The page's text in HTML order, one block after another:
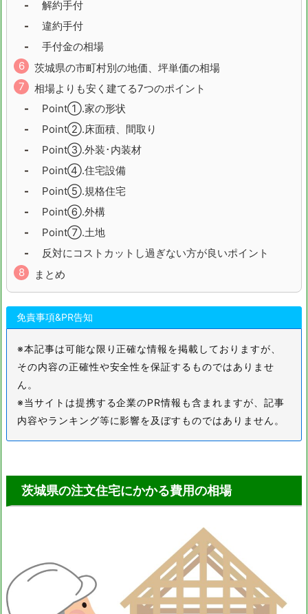
京都府
兵庫県
和歌山県 鳥取県
島根県
広島県
徳島県
愛媛県
福岡県
熊本県
大分県 宮崎県
鹿児島県
解約手付
違約手付
手付金の相場
茨城県の市町村別の地価、坪単価の相場
相場よりも安く建てる7つのポイント
Point①.家の形状
Point②.床面積、間取り
Point③.外装･内装材
Point④.住宅設備
Point⑤.規格住宅
Point⑥.外構
Point⑦.土地
反対にコストカットし過ぎない方が良いポイント
まとめ
免責事項&PR告知
※本記事は可能な限り正確な情報を掲載しておりますが、
その内容の正確性や安全性を保証するものではありませ
ん。
※当サイトは提携する企業のPR情報も含まれますが、記事
内容やランキング等に影響を及ぼすものではありません。
茨城県の注文住宅にかかる費用の相場